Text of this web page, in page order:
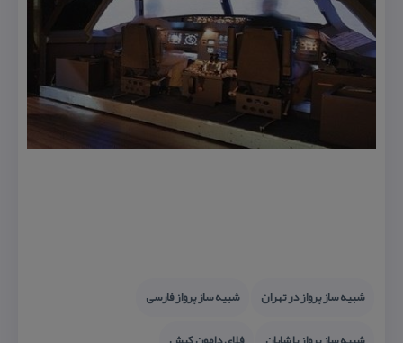
شبیه ساز پرواز در تهران
شبیه ساز پرواز فارسی